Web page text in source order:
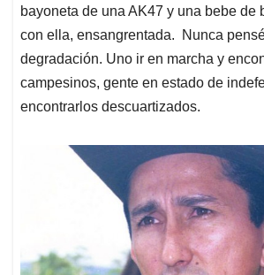
bayoneta de una AK47 y una bebe de
con ella, ensangrentada. Nunca
degradación. Uno ir en marcha y
campesinos, gente en estado de
encontrarlos descuartizados.